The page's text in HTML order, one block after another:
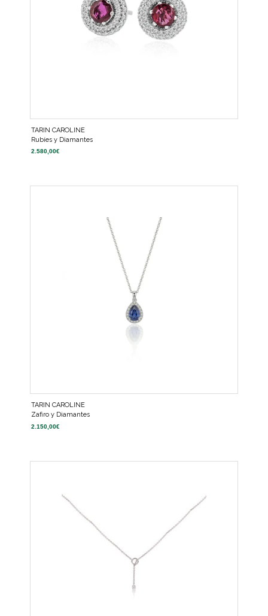
TARIN CAROLINE
Rubíes y Diamantes
2.580,00€
TARIN CAROLINE
Zafiro y Diamantes
2.150,00€